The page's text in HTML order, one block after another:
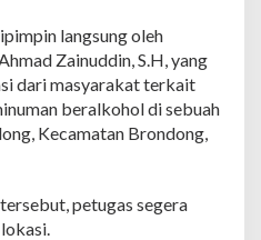
langsung oleh
Zainuddin, S.H, yang
dari masyarakat terkait
beralkohol di sebuah
Kecamatan Brondong,
petugas segera